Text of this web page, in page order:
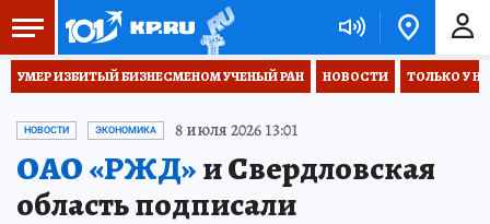
УМЕР ИЗБИТЫЙ БИЗНЕСМЕНОМ УЧЕНЫЙ РАН НОВОСТИ ТОЛЬКО У
НОВОСТИ ЭКОНОМИКА 8 июля 2026 13:01
ОАО «РЖД»и Свердловская
область подписали